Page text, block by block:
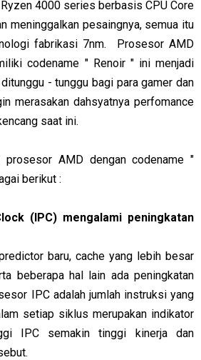
4000 series berbasis CPU Core
meninggalkan pesaingnya, semua itu
fabrikasi 7nm. Prosesor AMD
codename " Renoir " ini menjadi
- tunggu bagi para gamer dan
merasakan dahsyatnya perfomance
saat ini.
prosesor AMD dengan codename "
berikut :
(IPC) mengalami peningkatan
baru, cache yang lebih besar
beberapa hal lain ada peningkatan
IPC adalah jumlah instruksi yang
setiap siklus merupakan indikator
IPC semakin tinggi kinerja dan